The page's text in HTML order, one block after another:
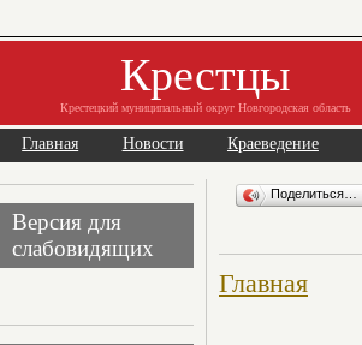
Крестцы
Крестецкий муниципальный округ Новгородская область
Главная Новости Краеведение
Версия для
слабовидящих
Поделиться…
Главная